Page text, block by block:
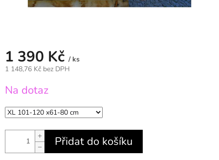
1 390 Kč / ks
1 148,76 Kč bez DPH
cena:
Na dotaz
+
−
Přidat do košíku